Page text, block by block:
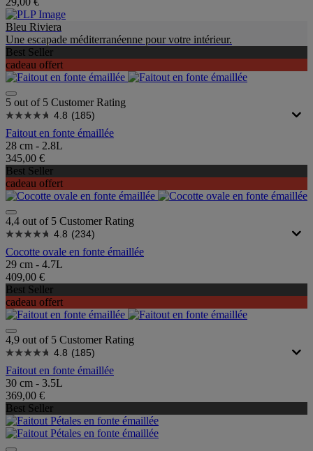
Bleu Riviera
Une escapade méditerranéenne pour votre intérieur.
Best Seller
cadeau offert
5 out of 5 Customer Rating
4.8 (185)
Faitout en fonte émaillée
28 cm - 2.8L
345,00 €
Best Seller
cadeau offert
4,4 out of 5 Customer Rating
4.8 (234)
Cocotte ovale en fonte émaillée
29 cm - 4.7L
409,00 €
Best Seller
cadeau offert
4,9 out of 5 Customer Rating
4.8 (185)
Faitout en fonte émaillée
30 cm - 3.5L
369,00 €
Best Seller